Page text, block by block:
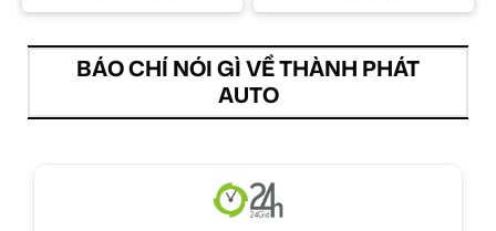
BÁO CHÍ NÓI GÌ VỀ THÀNH PHÁT
AUTO